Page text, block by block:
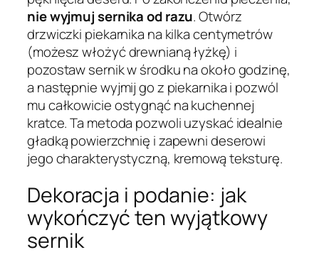
nie wyjmuj sernika od razu. Otwórz
drzwiczki piekarnika na kilka centymetrów
(możesz włożyć drewnianą łyżkę) i
pozostaw sernik w środku na około godzinę,
a następnie wyjmij go z piekarnika i pozwól
mu całkowicie ostygnąć na kuchennej
kratce. Ta metoda pozwoli uzyskać idealnie
gładką powierzchnię i zapewni deserowi
jego charakterystyczną, kremową teksturę.
Dekoracja i podanie: jak
wykończyć ten wyjątkowy
sernik